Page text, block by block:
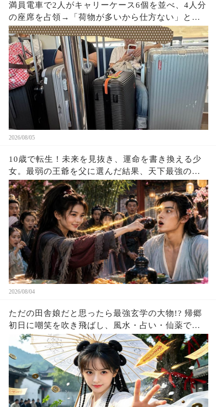
満員電車で2人がキャリーケース6個を並べ、4人分
の座席を占領→「荷物が多いから仕方ない」と開
き直った直後、乗務員が車内を確認すると…
2026/08/05
10歳で転生！未来を見抜き、運命を書き換える少
女。最弱の王爺を父に選んだ結果、天下最強の皇
帝を育て上げた！
2026/08/04
ただの田舎娘だと思ったら最強玄学の大物!? 帰郷
初日に嘲笑を吹き飛ばし、風水・占い・仙薬で全
員が庇護を求める！